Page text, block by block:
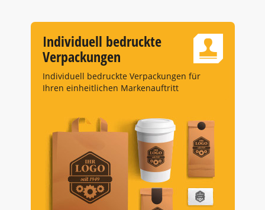
Individuell bedruckte
Verpackungen
Individuell bedruckte Verpackungen für
Ihren einheitlichen Markenauftritt